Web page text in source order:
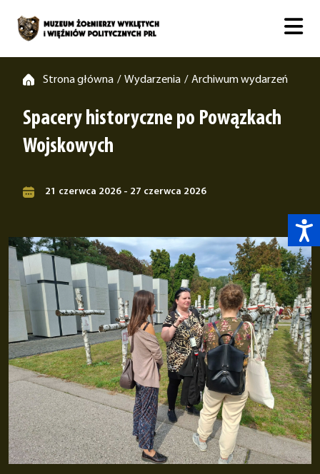
Strona główna / Wydarzenia / Archiwum wydarzeń
Spacery historyczne po Powązkach
Wojskowych
21 czerwca 2026 - 27 czerwca 2026